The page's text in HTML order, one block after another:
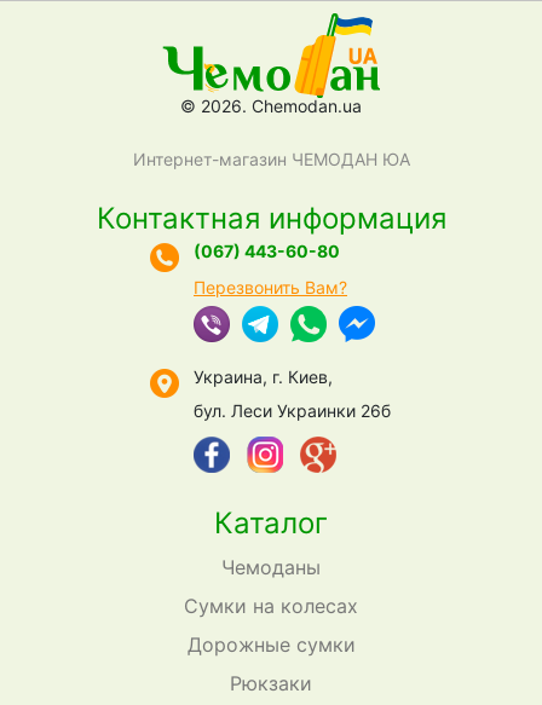
© 2026. Chemodan.ua
Интернет-магазин ЧЕМОДАН ЮА
Каталог
Чемоданы
Сумки на колесах
Дорожные сумки
Рюкзаки
Контактная информация
(067) 443-60-80
Перезвонить Вам?
Украина, г. Киев,
бул. Леси Украинки 26б